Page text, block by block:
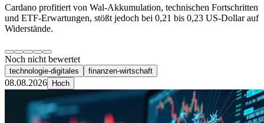
Cardano profitiert von Wal-Akkumulation, technischen Fortschritten
und ETF-Erwartungen, stößt jedoch bei 0,21 bis 0,23 US-Dollar auf
Widerstände.
Noch nicht bewertet
technologie-digitales finanzen-wirtschaft
08.08.2026 Hoch